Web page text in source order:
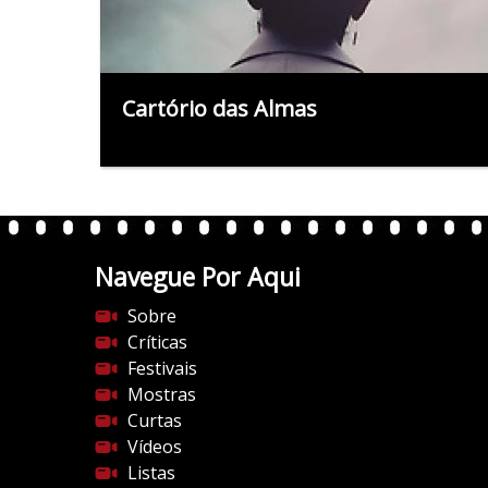
Cartório das Almas
Navegue Por Aqui
Sobre
Críticas
Festivais
Mostras
Curtas
Vídeos
Listas